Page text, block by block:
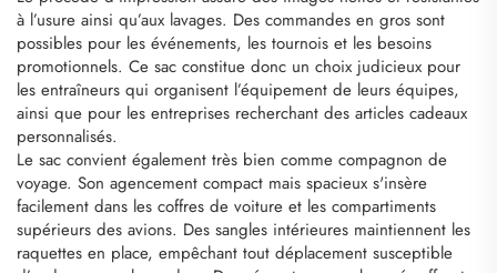
à l’usure ainsi qu’aux lavages. Des commandes en gros sont
possibles pour les événements, les tournois et les besoins
promotionnels. Ce sac constitue donc un choix judicieux pour
les entraîneurs qui organisent l’équipement de leurs équipes,
ainsi que pour les entreprises recherchant des articles cadeaux
personnalisés.
Le sac convient également très bien comme compagnon de
voyage. Son agencement compact mais spacieux s'insère
facilement dans les coffres de voiture et les compartiments
supérieurs des avions. Des sangles intérieures maintiennent les
raquettes en place, empêchant tout déplacement susceptible